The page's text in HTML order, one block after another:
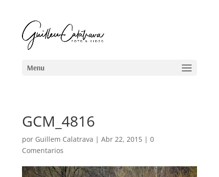
GCM_4816
por Guillem Calatrava | Abr 22, 2015| 0
Comentarios